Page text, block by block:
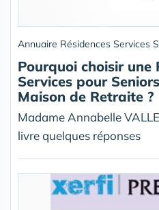
Annuaire Résidences Services
Pourquoi choisir une
Services pour
Maison de Retraite ?
Madame Annabelle
livre quelques réponses